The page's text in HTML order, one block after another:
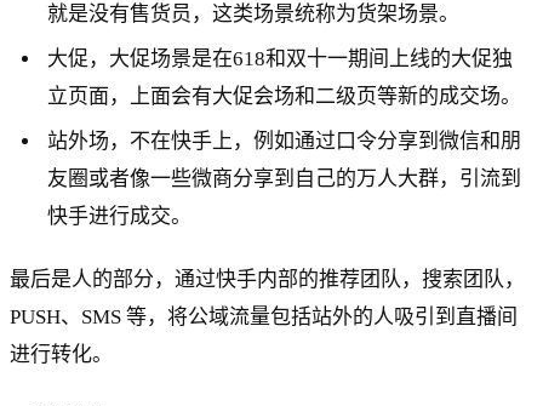
就是没有售货员，这类场景统称为货架场景。
大促，大促场景是在618和双十一期间上线的大促独
立页面，上面会有大促会场和二级页等新的成交场。
站外场，不在快手上，例如通过口令分享到微信和朋
友圈或者像一些微商分享到自己的万人大群，引流到
快手进行成交。
最后是人的部分，通过快手内部的推荐团队，搜索团队，
PUSH、SMS 等，将公域流量包括站外的人吸引到直播间
进行转化。